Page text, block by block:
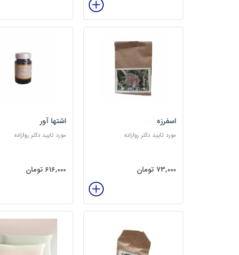
اسفرزه
مورد تایید دکتر روازاده
73,000 تومان
اشتها آور
مورد تایید دکتر روازاده
616,000 تومان